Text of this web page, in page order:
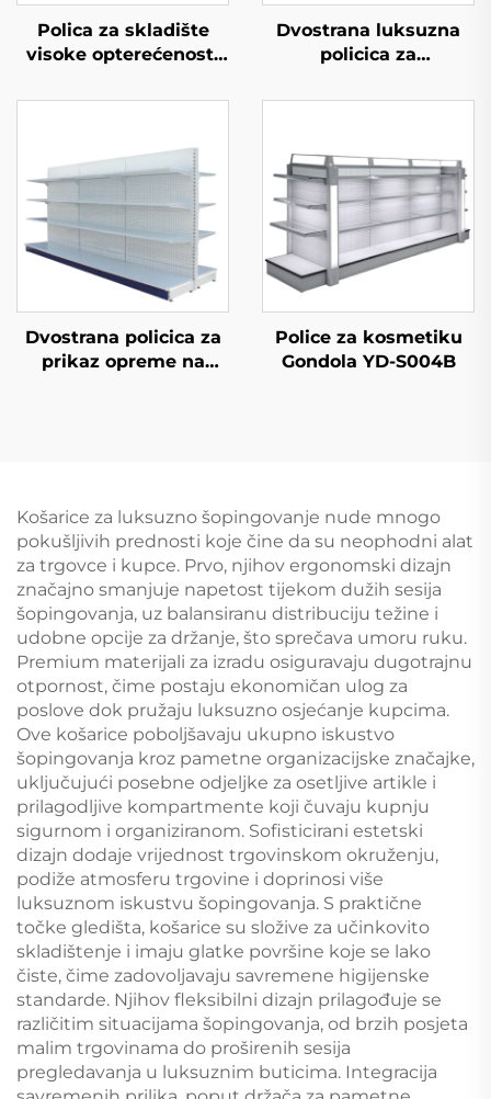
Polica za skladište
visoke opterećenosti
Dvostrana luksuzna
policica za
Dvostrana policica za
prikaz opreme na
Police za kosmetiku
Gondola YD-S004B
Košarice za luksuzno šopingovanje nude mnogo
pokušljivih prednosti koje čine da su neophodni alat
za trgovce i kupce. Prvo, njihov ergonomski dizajn
značajno smanjuje napetost tijekom dužih sesija
šopingovanja, uz balansiranu distribuciju težine i
udobne opcije za držanje, što sprečava umoru ruku.
Premium materijali za izradu osiguravaju dugotrajnu
otpornost, čime postaju ekonomičan ulog za
poslove dok pružaju luksuzno osjećanje kupcima.
Ove košarice poboljšavaju ukupno iskustvo
šopingovanja kroz pametne organizacijske značajke,
uključujući posebne odjeljke za osetljive artikle i
prilagodljive kompartmente koji čuvaju kupnju
sigurnom i organiziranom. Sofisticirani estetski
dizajn dodaje vrijednost trgovinskom okruženju,
podiže atmosferu trgovine i doprinosi više
luksuznom iskustvu šopingovanja. S praktične
točke gledišta, košarice su složive za učinkovito
skladištenje i imaju glatke površine koje se lako
čiste, čime zadovoljavaju savremene higiјenske
standarde. Njihov fleksibilni dizajn prilagođuje se
različitim situacijama šopingovanja, od brzih posjeta
malim trgovinama do proširenih sesija
pregledavanja u luksuznim buticima. Integracija